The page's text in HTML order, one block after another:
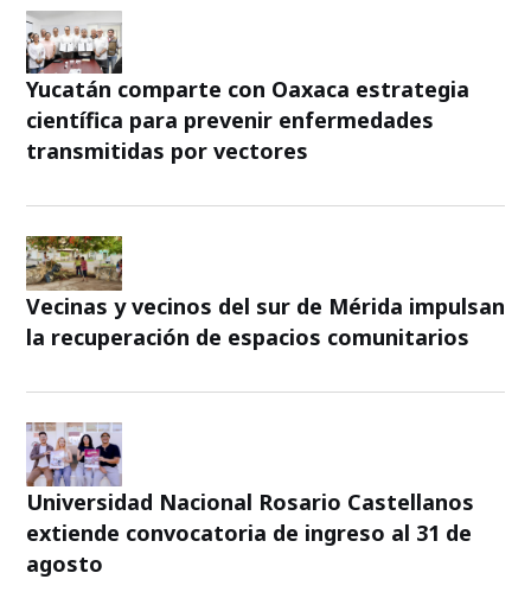
Yucatán comparte con Oaxaca estrategia
científica para prevenir enfermedades
transmitidas por vectores
Vecinas y vecinos del sur de Mérida impulsan
la recuperación de espacios comunitarios
Universidad Nacional Rosario Castellanos
extiende convocatoria de ingreso al 31 de
agosto